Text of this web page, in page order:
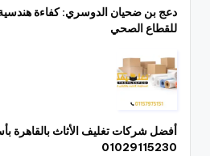
دعج بن ضحيان الدوسري: كفاءة هندسية
للقطاع الصحي
أفضل شركات تغليف الأثاث بالقاهرة
01029115230